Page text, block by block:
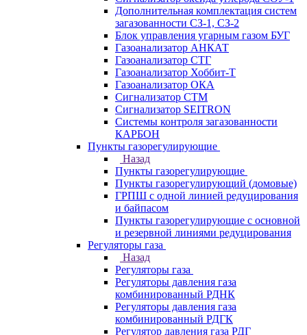
Дополнительная комплектация систем
загазованности СЗ-1, СЗ-2
Блок управления угарным газом БУГ
Газоанализатор АНКАТ
Газоанализатор СТГ
Газоанализатор Хоббит-Т
Газоанализатор ОКА
Сигнализатор СТМ
Сигнализатор SEITRON
Системы контроля загазованности
КАРБОН
Пункты газорегулирующие
Назад
Пункты газорегулирующие
Пункты газорегулирующий (домовые)
ГРПШ с одной линией редуцирования
и байпасом
Пункты газорегулирующие с основной
и резервной линиями редуцирования
Регуляторы газа
Назад
Регуляторы газа
Регуляторы давления газа
комбинированный РДНК
Регуляторы давления газа
комбинированный РДГК
Регулятор давления газа РДГ